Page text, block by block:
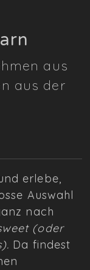
aus
aus der
erlebe,
Auswahl
nach
(oder
Da findest